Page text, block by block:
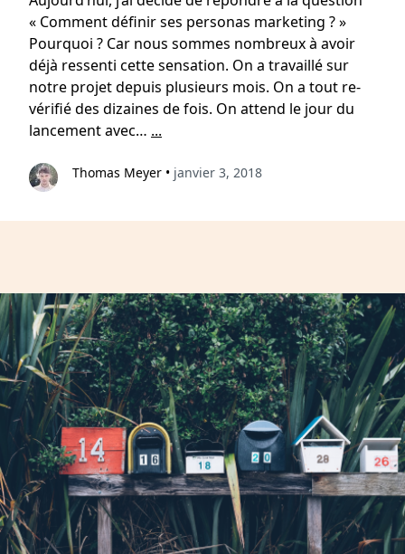
« Comment définir ses personas marketing ? »
Pourquoi ? Car nous sommes nombreux à avoir
déjà ressenti cette sensation. On a travaillé sur
notre projet depuis plusieurs mois. On a tout re-
vérifié des dizaines de fois. On attend le jour du
lancement avec… ...
Thomas Meyer • janvier 3, 2018